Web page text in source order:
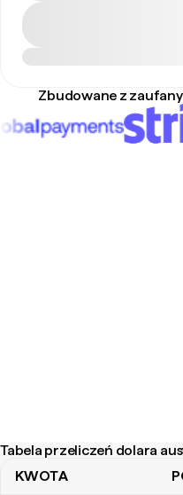
Zbudowane z
Tabela przeliczeń dolara
KWOTA